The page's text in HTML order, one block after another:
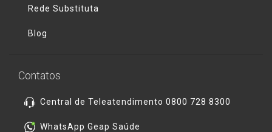
Rede Substituta
Blog
Contatos
Central de Teleatendimento 0800 728 8300
WhatsApp Geap Saúde